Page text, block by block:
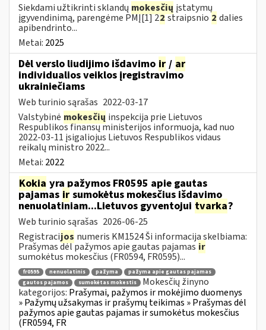
Siekdami užtikrinti sklandų mokesčių įstatymų
įgyvendinimą, parengėme PMĮ[1] 22straipsnio 2 dalies
apibendrinto...
Metai: 2025
Dėl verslo liudijimo išdavimo ir / ar
individualios veiklos įregistravimo
ukrainiečiams
Web turinio sąrašas 2022-03-17
Valstybinė mokesčių inspekcija prie Lietuvos
Respublikos finansų ministerijos informuoja, kad nuo
2022-03-11 įsigaliojus Lietuvos Respublikos vidaus
reikalų ministro 2022...
Metai: 2022
Kokia yra pažymos FR0595 apie gautas
pajamas ir sumokėtus mokesčius išdavimo
nenuolatiniam...Lietuvos gyventojui tvarka?
Web turinio sąrašas 2026-06-25
Registracijos numeris KM1524 Ši informacija skelbiama:
Prašymas dėl pažymos apie gautas pajamas ir
sumokėtus mokesčius (FR0594, FR0595)...
fr0595 nenuolatinis pažyma
pažyma apie gautas pajamas
gautos pajamos
sumokėtas mokestis
Mokesčių žinyno
kategorijos: Prašymai, pažymos ir mokėjimo duomenys
» Pažymų užsakymas ir prašymų teikimas » Prašymas dėl
pažymos apie gautas pajamas ir sumokėtus mokesčius
(FR0594, FR